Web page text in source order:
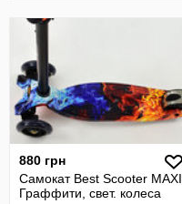
880 грн
Самокат Best Scooter MAXI
Граффити, свет. колеса